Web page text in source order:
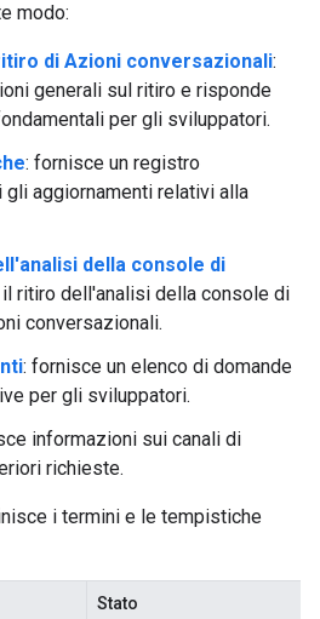
modo:
di Azioni conversazionali:
generali sul ritiro e risponde
per gli sviluppatori.
: fornisce un registro
aggiornamenti relativi alla
della console di
ritiro dell'analisi della console di
conversazionali.
: fornisce un elenco di domande
per gli sviluppatori.
informazioni sui canali di
richieste.
i termini e le tempistiche
Stato